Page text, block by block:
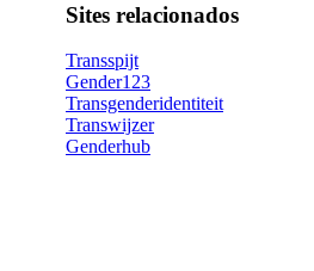
Sites relacionados
Transspijt
Gender123
Transgenderidentiteit
Transwijzer
Genderhub